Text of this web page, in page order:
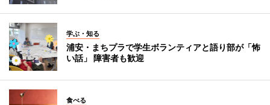
学ぶ・知る
浦安・まちプラで学生ボランティアと語り部が「怖
い話」 障害者も歓迎
食べる